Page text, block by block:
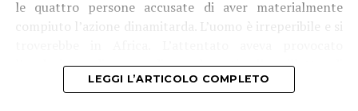
le quattro persone accusate di aver materialmente
compiuto l’azione dinamitarda. L’uomo è irreperibile e si
l’esplosione di un ordigno davanti alla villetta di
Ranucci. Il giornalista era rimasto illeso. Alla fine di
LEGGI L’ARTICOLO COMPLETO